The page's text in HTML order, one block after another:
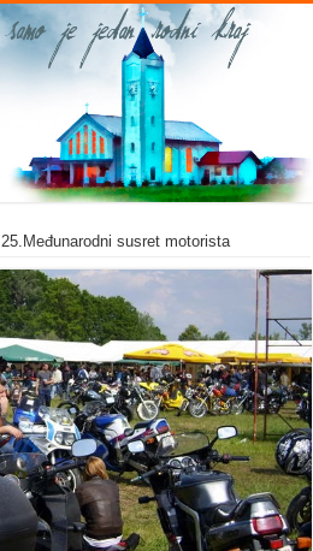
25.Međunarodni susret motorista